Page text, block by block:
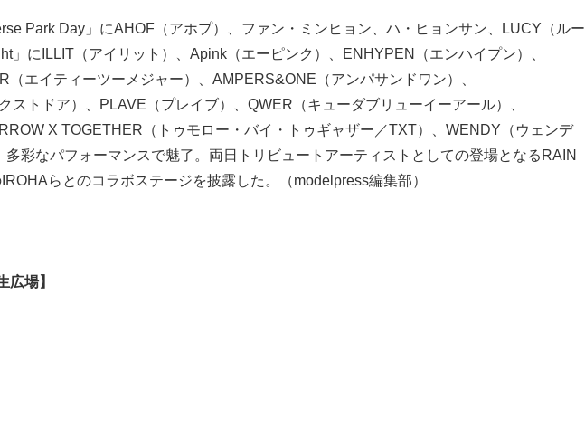
Park Day」にAHOF（アホプ）、ファン・ミンヒョン、ハ・ヒョンサン、LUCY（ルー
」にILLIT（アイリット）、Apink（エーピンク）、ENHYPEN（エンハイプン）、
（エイティーツーメジャー）、AMPERS&ONE（アンパサンドワン）、
ストドア）、PLAVE（プレイブ）、QWER（キューダブリューイーアール）、
X TOGETHER（トゥモロー・バイ・トゥギャザー／TXT）、WENDY（ウェンデ
多彩なパフォーマンスで魅了。両日トリビュートアーティストとしての登場となるRAIN
らとのコラボステージを披露した。（modelpress編集部）
広場】